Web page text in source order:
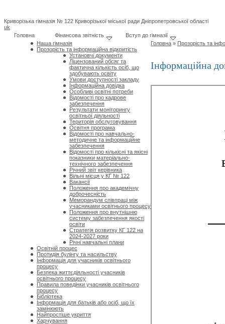
Криворізька гімназія № 122 Криворізької міської ради Дніпропетровської області
uk
Головна
Фінансова звітність
Вступ до гімназії
Наша гімназія
Прозорість та інформаційна відкритість
Установчі документи
Ліцензований обсяг та
фактична кількість осіб, що
здобувають освіту
Умови доступності закладу
Інформаційна довідка
Особливі освітні потреби
Відомості про кадрове
забезпечення
Результати моніторингу
освітньої діяльності
Територія обслуговування
Освітня програма
Відомості про навчально-
методичне та інформаційне
забезпечення
Відомості про кількісні та якісні
показники матеріально-
технічного забезпечення
Річний звіт керівника
Вільні місця у КГ № 122
Вакансії
Положення про академічну
доброчесність
Меморандум співпраці між
учасниками освітнього процесу
Положення про внутнішню
систему забезпечення якості
освіти
Стратегія розвитку КГ 122 на
2024-2027 роки
Річні навчальні плани
Освітній процес
Протидія булінгу та насильству
Інформація для учасників освітнього
процесу
Безпека життєдіяльності учасників
освітнього процесу
Правила поведінки учасників освітнього
процесу
Бібліотека
Інформація для батьків або осіб, що їх
замінюють
Найпростіше укриття
Харчування
Головна » Прозорість та
Інформаційна